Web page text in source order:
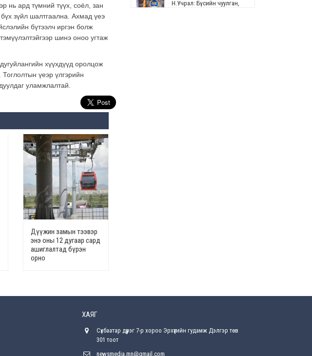
нь ард түмний түүх, соёл, зан
зүйл шалтгаална. Ахмад үеэ
бүтээлч иргэн болж
шинэ оноо угтаж
хүүхдүүд оролцож
Тоглолтын үеэр үлгэрийн
уламжлалтай.
Дүүжин замын тээвэр
энэ оны 12 дугаар сард
ашиглалтад бүрэн
орно
Н.Учрал: Бүсийн чуулган,
Улсын онцгой комисс
2026-07-30
ХАЯГ
Сүхбаатар дүүрэг 7-р хороо Эрхүүгийн гудамж Дэлгэр төв
301 тоот
newsmedia.mn@gmail.com